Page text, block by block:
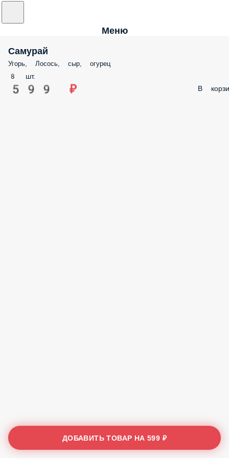
Меню
Самурай
Угорь, Лосось, сыр, огурец
8 шт.
599 ₽ В
ДОБАВИТЬ ТОВАР НА599 ₽